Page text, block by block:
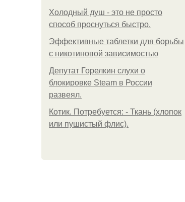
Холодный душ - это не просто
способ проснуться быстро.
Эффективные таблетки для борьбы
с никотиновой зависимостью
Депутат Горелкин слухи о
блокировке Steam в России
развеял.
Котик. Потребуется: - Ткань (хлопок
или пушистый флис).